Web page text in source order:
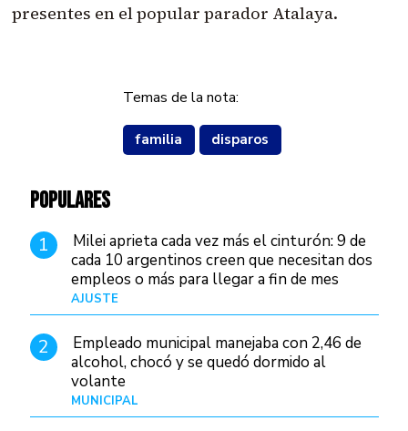
presentes en el popular parador Atalaya.
Temas de la nota:
familia disparos
POPULARES
1
Milei aprieta cada vez más el cinturón: 9 de
cada 10 argentinos creen que necesitan dos
empleos o más para llegar a fin de mes
AJUSTE
2
Empleado municipal manejaba con 2,46 de
alcohol, chocó y se quedó dormido al
volante
MUNICIPAL